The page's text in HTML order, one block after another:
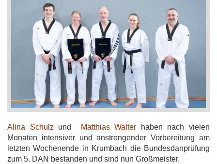
Alina Schulz und Matthias Walter haben nach vielen
Monaten intensiver und anstrengender Vorbereitung am
letzten Wochenende in Krumbach die Bundesdanprüfung
zum 5. DAN bestanden und sind nun Großmeister.